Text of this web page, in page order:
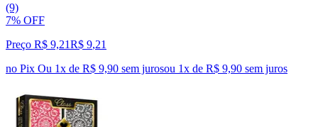
(9)
7% OFF
Preço R$ 9,21R$ 9,21
no Pix Ou 1x de R$ 9,90 sem jurosou 1x de R$ 9,90 sem juros